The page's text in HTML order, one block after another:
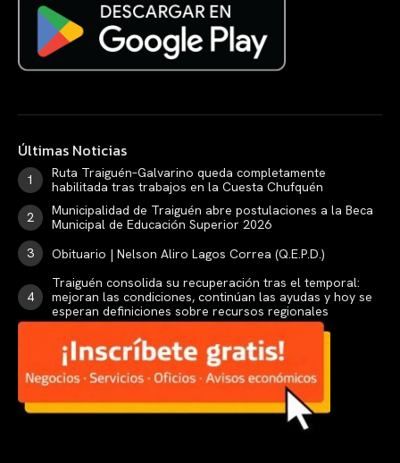
Últimas Noticias
Ruta Traiguén–Galvarino queda completamente
habilitada tras trabajos en la Cuesta Chufquén
Municipalidad de Traiguén abre postulaciones a la Beca
Municipal de Educación Superior 2026
Obituario | Nelson Aliro Lagos Correa (Q.E.P.D.)
Traiguén consolida su recuperación tras el temporal:
mejoran las condiciones, continúan las ayudas y hoy se
esperan definiciones sobre recursos regionales